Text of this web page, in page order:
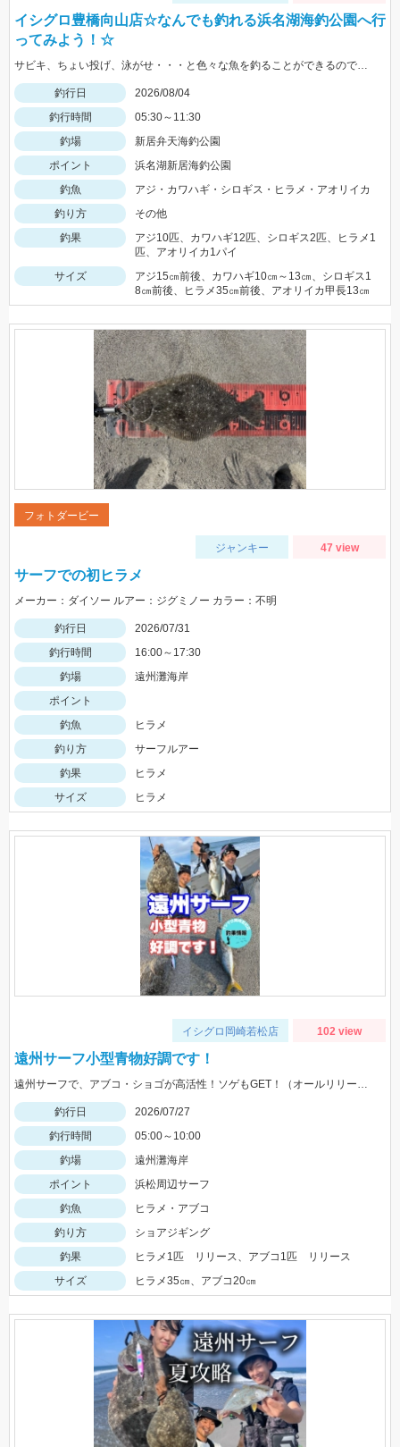
イシグロ豊橋向山店☆なんでも釣れる浜名湖海釣公園へ行
ってみよう！☆
サビキ、ちょい投げ、泳がせ・・・と色々な魚を釣ることができるので仕掛けも何種類か用意していけば楽しむことができますよ！
釣行日
2026/08/04
釣行時間
05:30～11:30
釣場
新居弁天海釣公園
ポイント
浜名湖新居海釣公園
釣魚
アジ・カワハギ・シロギス・ヒラメ・アオリイカ
釣り方
その他
釣果
アジ10匹、カワハギ12匹、シロギス2匹、ヒラメ1
匹、アオリイカ1パイ
サイズ
アジ15㎝前後、カワハギ10㎝～13㎝、シロギス1
8㎝前後、ヒラメ35㎝前後、アオリイカ甲長13㎝
フォトダービー
ジャンキー 47 view
サーフでの初ヒラメ
メーカー：ダイソー ルアー：ジグミノー カラー：不明
釣行日
2026/07/31
釣行時間
16:00～17:30
釣場
遠州灘海岸
ポイント
釣魚
ヒラメ
釣り方
サーフルアー
釣果
ヒラメ
サイズ
ヒラメ
イシグロ岡崎若松店 102 view
遠州サーフ小型青物好調です！
遠州サーフで、アブコ・ショゴが高活性！ソゲもGET！（オールリリースさせて頂きました）ヒットルアーは、ジーク Ｆサーディン20ｇ 20ｇのサイズ感が良かったです！
釣行日
2026/07/27
釣行時間
05:00～10:00
釣場
遠州灘海岸
ポイント
浜松周辺サーフ
釣魚
ヒラメ・アブコ
釣り方
ショアジギング
釣果
ヒラメ1匹 リリース、アブコ1匹 リリース
サイズ
ヒラメ35㎝、アブコ20㎝